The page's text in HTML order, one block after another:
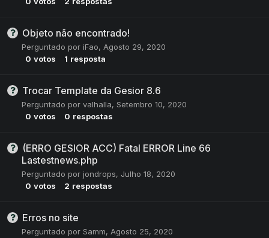
Objeto não encontrado!
Perguntado por iFao, Agosto 29, 2020
0 votos 1 resposta
Trocar Template da Gesior 8.6
Perguntado por valhalla, Setembro 10, 2020
0 votos 0 respostas
(ERRO GESIOR ACC) Fatal ERROR Line 66
Lastestnews.php
Perguntado por jondrops, Julho 18, 2020
0 votos 2 respostas
Erros no site
Perguntado por Samm, Agosto 25, 2020